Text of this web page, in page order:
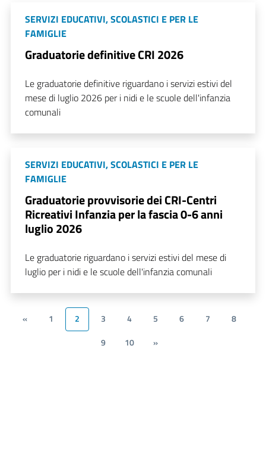
SERVIZI EDUCATIVI, SCOLASTICI E PER LE
FAMIGLIE
Graduatorie definitive CRI 2026
Le graduatorie definitive riguardano i servizi estivi del
mese di luglio 2026 per i nidi e le scuole dell'infanzia
comunali
SERVIZI EDUCATIVI, SCOLASTICI E PER LE
FAMIGLIE
Graduatorie provvisorie dei CRI-Centri
Ricreativi Infanzia per la fascia 0-6 anni
luglio 2026
Le graduatorie riguardano i servizi estivi del mese di
luglio per i nidi e le scuole dell'infanzia comunali
« 1 2 3 4 5 6 7
8
9
10 »